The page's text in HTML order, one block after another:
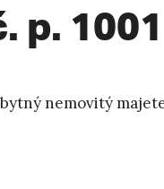
p. 1001
nemovitý